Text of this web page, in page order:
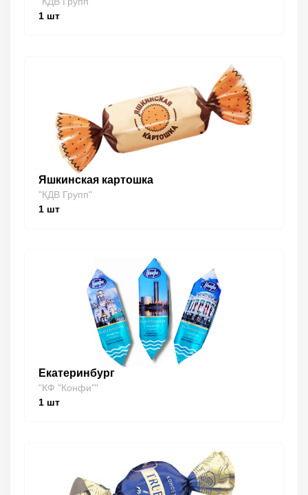
1 шт
Яшкинская картошка
"КДВ Групп"
1 шт
Екатеринбург
"КФ "Конфи""
1 шт